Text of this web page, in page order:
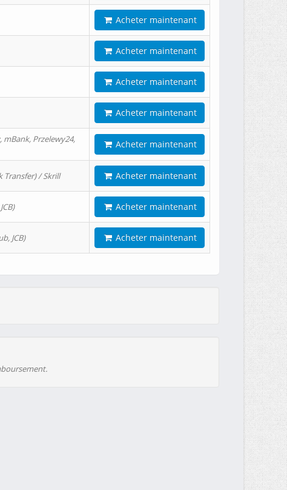
Acheter maintenant
Acheter maintenant
Acheter maintenant
Acheter maintenant
mBank, Przelewy24,
Acheter maintenant
Transfer) / Skrill Acheter maintenant
Acheter maintenant
JCB) Acheter maintenant